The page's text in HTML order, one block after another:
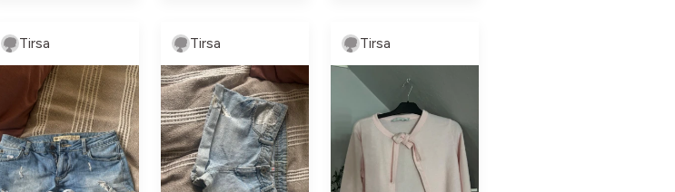
Tirsa Tirsa Tirsa